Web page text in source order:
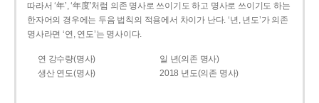
따라서 ‘年’, ‘年度’처럼 의존 명사로 쓰이기도 하고 명사로 쓰이기도 하는
한자어의 경우에는 두음 법칙의 적용에서 차이가 난다. ‘년, 년도’가 의존
명사라면 ‘연, 연도’는 명사이다.
연 강수량(명사)
일 년(의존 명사)
생산 연도(명사)
2018 년도(의존 명사)